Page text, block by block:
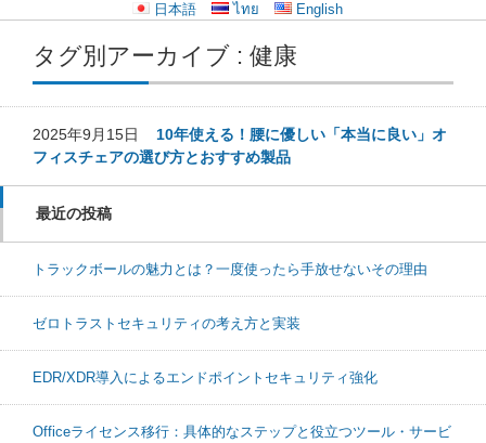
日本語 ไทย English
タグ別アーカイブ : 健康
2025年9月15日 10年使える！腰に優しい「本当に良い」オ
フィスチェアの選び方とおすすめ製品
最近の投稿
トラックボールの魅力とは？一度使ったら手放せないその理由
ゼロトラストセキュリティの考え方と実装
EDR/XDR導入によるエンドポイントセキュリティ強化
Officeライセンス移行：具体的なステップと役立つツール・サービ